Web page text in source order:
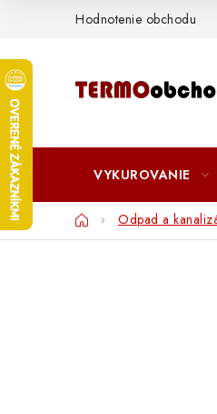
Hodnotenie obchodu
VYKUROVANIE
DomovOdpad a